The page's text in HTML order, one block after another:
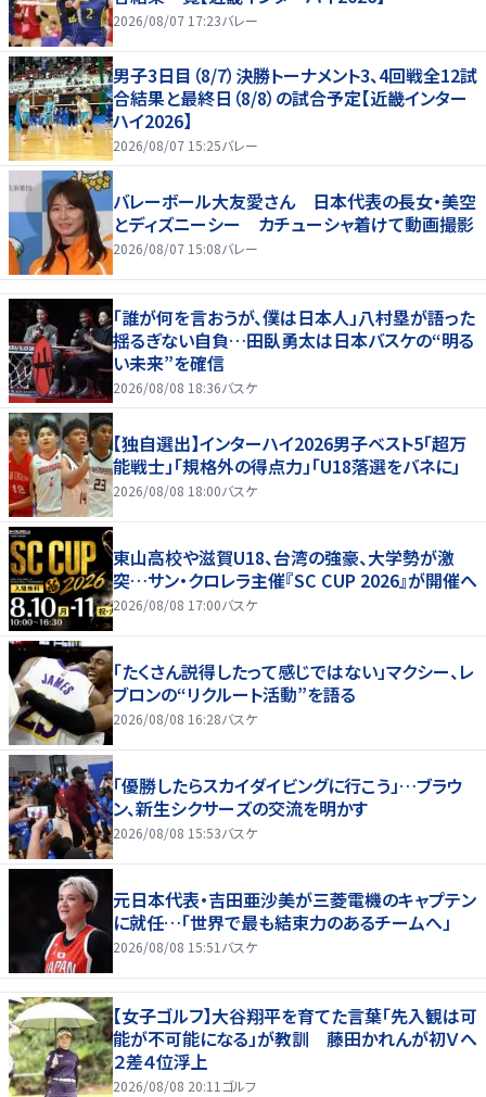
2026/08/07 17:23バレー
男子3日目（8/7）決勝トーナメント3、4回戦全12試
合結果と最終日（8/8）の試合予定【近畿インター
ハイ2026】
2026/08/07 15:25バレー
バレーボール大友愛さん 日本代表の長女・美空
とディズニーシー カチューシャ着けて動画撮影
2026/08/07 15:08バレー
「誰が何を言おうが、僕は日本人」八村塁が語った
揺るぎない自負…田臥勇太は日本バスケの“明る
い未来”を確信
2026/08/08 18:36バスケ
【独自選出】インターハイ2026男子ベスト5「超万
能戦士」「規格外の得点力」「U18落選をバネに」
2026/08/08 18:00バスケ
東山高校や滋賀U18、台湾の強豪、大学勢が激
突…サン・クロレラ主催『SC CUP 2026』が開催へ
2026/08/08 17:00バスケ
「たくさん説得したって感じではない」マクシー、レ
ブロンの“リクルート活動”を語る
2026/08/08 16:28バスケ
「優勝したらスカイダイビングに行こう」…ブラウ
ン、新生シクサーズの交流を明かす
2026/08/08 15:53バスケ
元日本代表・吉田亜沙美が三菱電機のキャプテン
に就任…「世界で最も結束力のあるチームへ」
2026/08/08 15:51 バスケ
【女子ゴルフ】大谷翔平を育てた言葉「先入観は可
能が不可能になる」が教訓 藤田かれんが初Ｖへ
２差４位浮上
2026/08/08 20:11 ゴルフ